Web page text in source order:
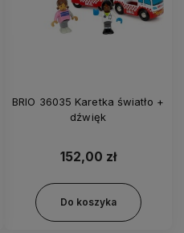
BRIO 36035 Karetka światło +
dźwięk
152,00 zł
Do koszyka